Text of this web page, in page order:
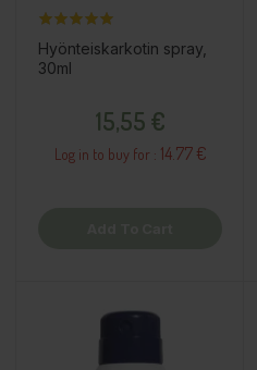
Hyönteiskarkotin spray,
30ml
15,55 €
Log in to buy for : 14.77 €